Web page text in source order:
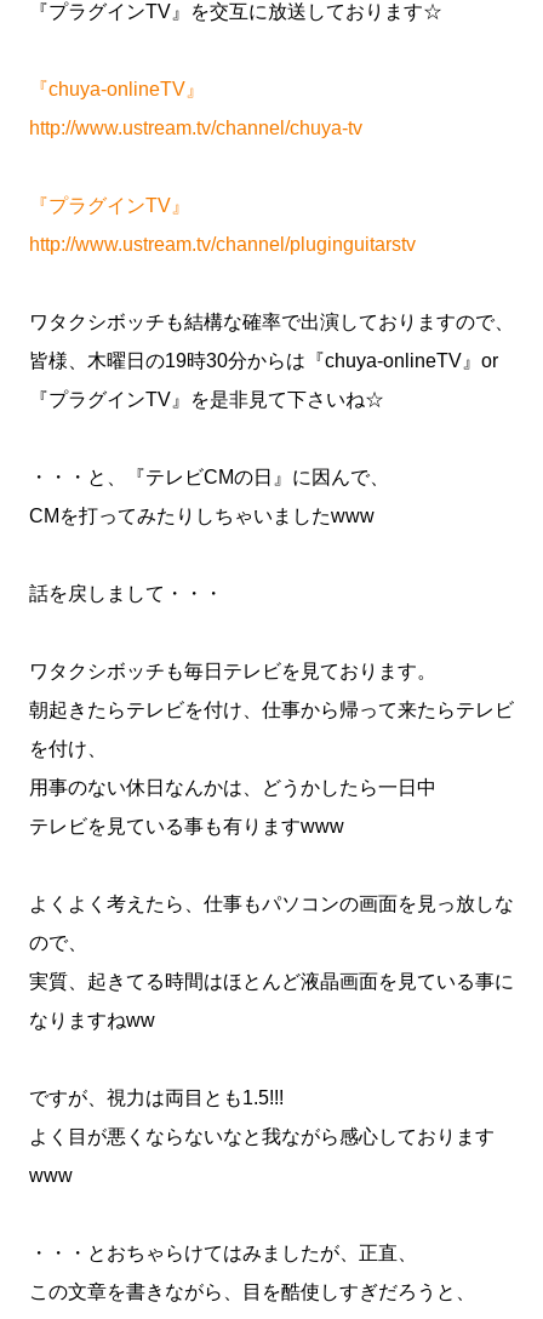
『プラグインTV』を交互に放送しております☆
『chuya-onlineTV』
http://www.ustream.tv/channel/chuya-tv
『プラグインTV』
http://www.ustream.tv/channel/pluginguitarstv
ワタクシボッチも結構な確率で出演しておりますので、
皆様、木曜日の19時30分からは『chuya-onlineTV』or
『プラグインTV』を是非見て下さいね☆
・・・と、『テレビCMの日』に因んで、
CMを打ってみたりしちゃいましたwww
話を戻しまして・・・
ワタクシボッチも毎日テレビを見ております。
朝起きたらテレビを付け、仕事から帰って来たらテレビ
を付け、
用事のない休日なんかは、どうかしたら一日中
テレビを見ている事も有りますwww
よくよく考えたら、仕事もパソコンの画面を見っ放しな
ので、
実質、起きてる時間はほとんど液晶画面を見ている事に
なりますねww
ですが、視力は両目とも1.5!!!
よく目が悪くならないなと我ながら感心しております
www
・・・とおちゃらけてはみましたが、正直、
この文章を書きながら、目を酷使しすぎだろうと、